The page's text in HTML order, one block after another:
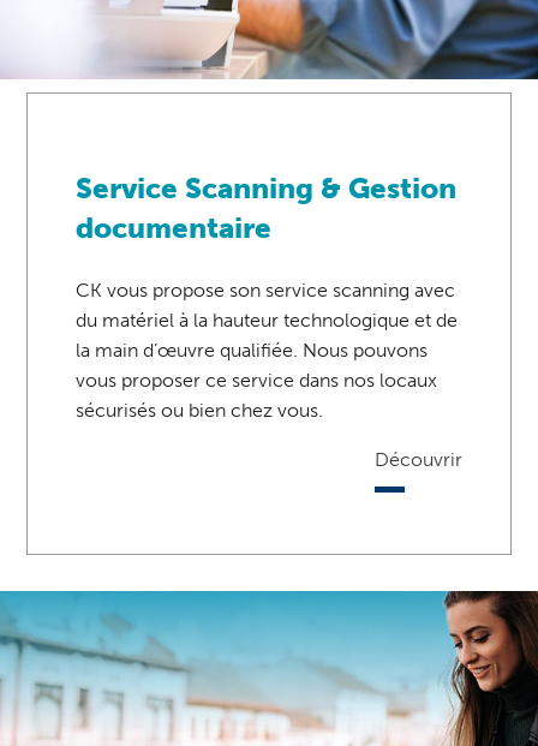
Service Scanning & Gestion
documentaire
CK vous propose son service scanning avec
du matériel à la hauteur technologique et de
la main d’œuvre qualifiée. Nous pouvons
vous proposer ce service dans nos locaux
sécurisés ou bien chez vous.
Découvrir